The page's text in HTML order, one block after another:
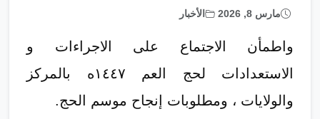
مارس 8, 2026 الأخبار
واطمأن الاجتماع على الاجراءات و
الاستعدادات لحج العم ١٤٤٧ه بالمركز
والولايات ، ومطلوبات إنجاح موسم الحج.